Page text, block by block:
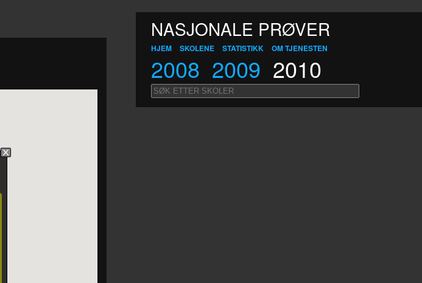
NASJONALE PRØVER
HJEM SKOLENE STATISTIKK OM TJENESTEN
2008 2009 2010